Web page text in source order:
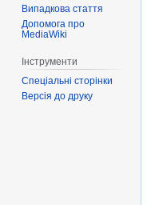
Випадкова стаття
Допомога про
MediaWiki
Інструменти
Спеціальні сторінки
Версія до друку